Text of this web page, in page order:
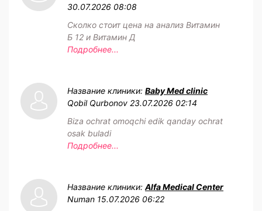
30.07.2026 08:08
Сколко стоит цена на анализ Витамин
Б 12 и Витамин Д
Подробнее...
Название клиники: Baby Med clinic
Qobil Qurbonov 23.07.2026 02:14
Biza ochrat omoqchi edik qanday ochrat
osak buladi
Подробнее...
Название клиники: Alfa Medical Center
Numan 15.07.2026 06:22